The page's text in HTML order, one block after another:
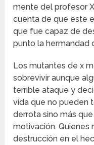
mente del profesor
cuenta de que este
que fue capaz de
punto la hermandad
Los mutantes de x
sobrevivir aunque
terrible ataque y
vida que no pueden
derrota sino más
motivación. Quienes
destrucción en el